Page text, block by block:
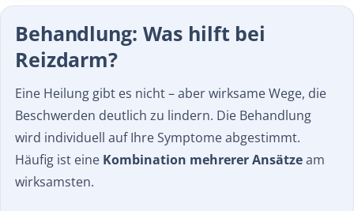
Behandlung: Was hilft bei
Reizdarm?
Eine Heilung gibt es nicht – aber wirksame Wege, die
Beschwerden deutlich zu lindern. Die Behandlung
wird individuell auf Ihre Symptome abgestimmt.
Häufig ist eine Kombination mehrerer Ansätzeam
wirksamsten.